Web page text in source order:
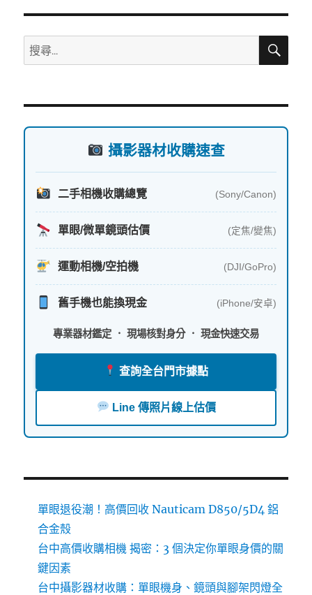
搜
尋
鍵
搜
攝影器材收購速查
二手相機收購總覽 (Sony/Canon)
單眼/微單鏡頭估價 (定焦/變焦)
運動相機/空拍機 (DJI/GoPro)
舊手機也能換現金 (iPhone/安卓)
專業器材鑑定 ． 現場核對身分 ． 現金快速交易
查詢全台門市據點
Line 傳照片線上估價
單眼退役潮！高價回收 Nauticam D850/5D4 鋁
合金殼
台中高價收購相機 揭密：3 個決定你單眼身價的關
鍵因素
台中攝影器材收購：單眼機身、鏡頭與腳架閃燈全